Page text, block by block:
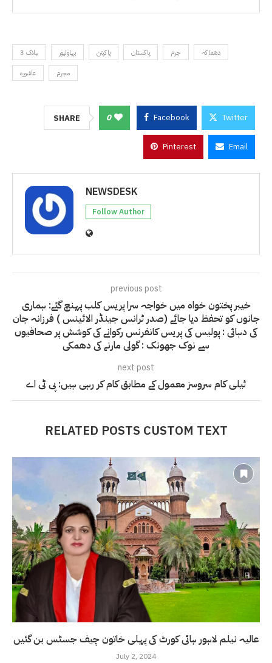
3 ہلاک بہاولپور پاکپتن پاکستان جرم
دھماکہ
عاشورہ
مجرم
SHARE 0 Facebook Twitter
Pinterest Email
NEWSDESK
Follow Author
previous post
خیبر پختون خواہ میں خواجہ سرا پریس کلب پہنچ گئے: ہماری
جانوں کو تحفظ دیا جائے (صدر ٹرانس جینڈر الائینس ) فرزانہ جان
کی دہائی : پولیس کی پریس کانفرنس رکوانے کی کوشش پر صحافیوں
سے نوک جھونک : گولی مارنے کی دھمکی
next post
ٹیلی کام سروسز معمول کے مطابق کام کر رہی ہیں: پی ٹی اے
RELATED POSTS CUSTOM TEXT
عالیہ نیلم لاہور ہائی کورٹ کی پہلی خاتون چیف جسٹس بن گئیں
July 2, 2024